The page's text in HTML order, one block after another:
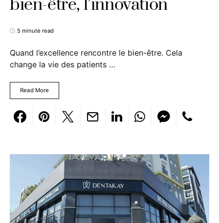
bien-être, l’innovation
5 minute read
Quand l’excellence rencontre le bien-être. Cela
change la vie des patients …
Read More